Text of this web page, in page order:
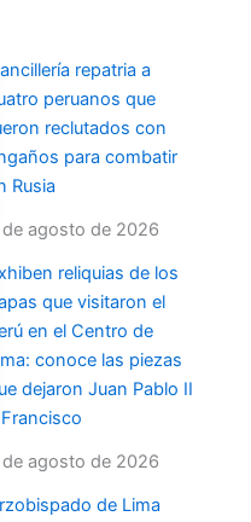
repatria a
peruanos que
reclutados con
para combatir
Rusia
agosto de 2026
reliquias de los
que visitaron el
en el Centro de
conoce las piezas
dejaron Juan Pablo II
agosto de 2026
de Lima